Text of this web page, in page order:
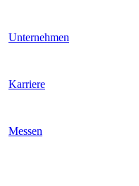
Unternehmen
Karriere
Messen